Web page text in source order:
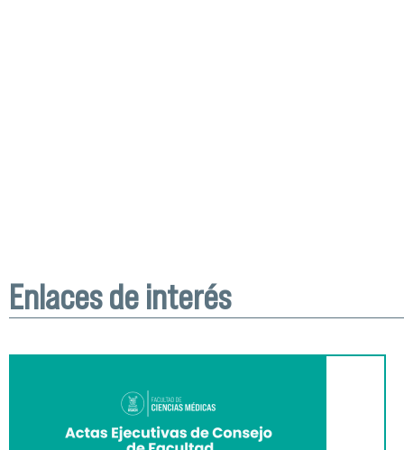
Enlaces de interés